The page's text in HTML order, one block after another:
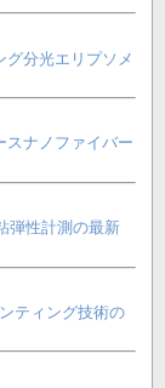
分光エリプソメ
スナノファイバー
弾性計測の最新
ティング技術の